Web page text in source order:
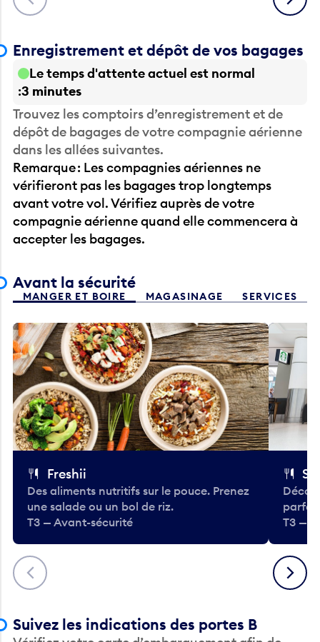
Enregistrement et dépôt de vos bagages
Le temps d'attente actuel est normal
3 minutes
Trouvez les comptoirs d’enregistrement et de
dépôt de bagages de votre compagnie aérienne
dans les allées suivantes.
Remarque : Les compagnies aériennes ne
vérifieront pas les bagages trop longtemps
avant votre vol. Vérifiez auprès de votre
compagnie aérienne quand elle commencera à
accepter les bagages.
Avant la sécurité
MANGER ET BOIRE MAGASINAGE SERVICES
Précédent
Freshii
Des aliments nutritifs sur le pouce. Prenez
une salade ou un bol de riz.
T3 — Avant-sécurité
T3 —
Suivant
Suivez les indications des portes B